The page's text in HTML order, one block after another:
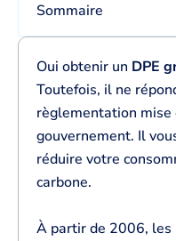
Sommaire
Oui obtenir un DPE
Toutefois, il ne
règlementation mise
gouvernement. Il
réduire votre
carbone.
À partir de 2006, les